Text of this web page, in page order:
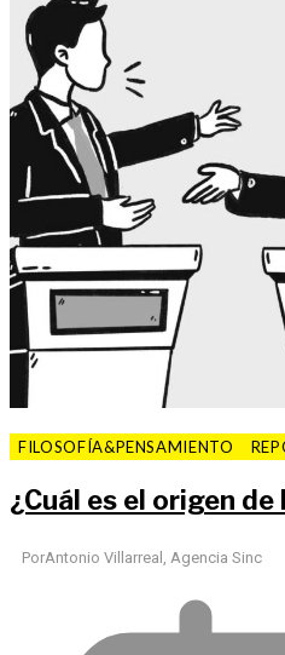
FILOSOFÍA&PENSAMIENTO
¿Cuál es el origen
PorAntonio Villarreal, Agencia Sinc